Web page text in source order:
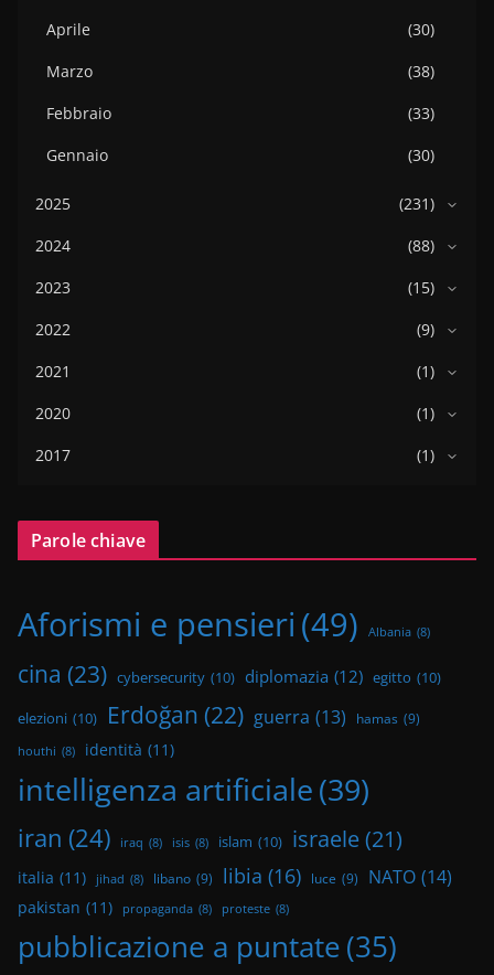
Aprile
(30)
Marzo
(38)
Febbraio
(33)
Gennaio
(30)
2025
(231)
2024
(88)
2023
(15)
2022
(9)
2021
(1)
2020
(1)
2017
(1)
Parole chiave
Aforismi e pensieri (49) Albania (8)
cina (23) cybersecurity (10) diplomazia (12) egitto (10)
elezioni (10) Erdoğan (22) guerra (13) hamas (9)
houthi (8) identità (11)
intelligenza artificiale(39)
iran (24) iraq (8) isis (8) islam (10) israele(21)
italia (11) jihad (8) libano (9) libia (16) luce (9) NATO (14)
pakistan (11) propaganda (8) proteste (8)
pubblicazione a puntate(35)